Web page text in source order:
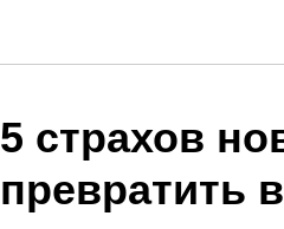
5 страхов
превратить